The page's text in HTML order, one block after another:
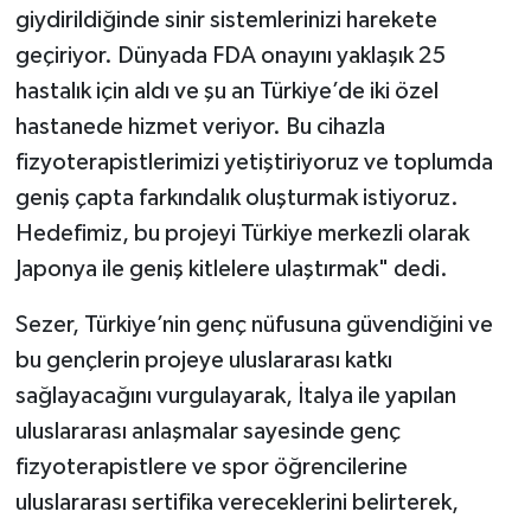
giydirildiğinde sinir sistemlerinizi harekete
geçiriyor. Dünyada FDA onayını yaklaşık 25
hastalık için aldı ve şu an Türkiye’de iki özel
hastanede hizmet veriyor. Bu cihazla
fizyoterapistlerimizi yetiştiriyoruz ve toplumda
geniş çapta farkındalık oluşturmak istiyoruz.
Hedefimiz, bu projeyi Türkiye merkezli olarak
Japonya ile geniş kitlelere ulaştırmak" dedi.
Sezer, Türkiye’nin genç nüfusuna güvendiğini ve
bu gençlerin projeye uluslararası katkı
sağlayacağını vurgulayarak, İtalya ile yapılan
uluslararası anlaşmalar sayesinde genç
fizyoterapistlere ve spor öğrencilerine
uluslararası sertifika vereceklerini belirterek,